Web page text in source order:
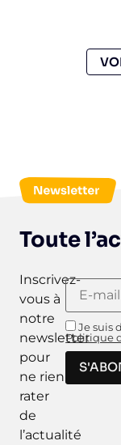
Toute
Inscrivez-
vous à
notre
newsletter
pour
ne rien
rater
de
l’actualité
Je suis
Politique